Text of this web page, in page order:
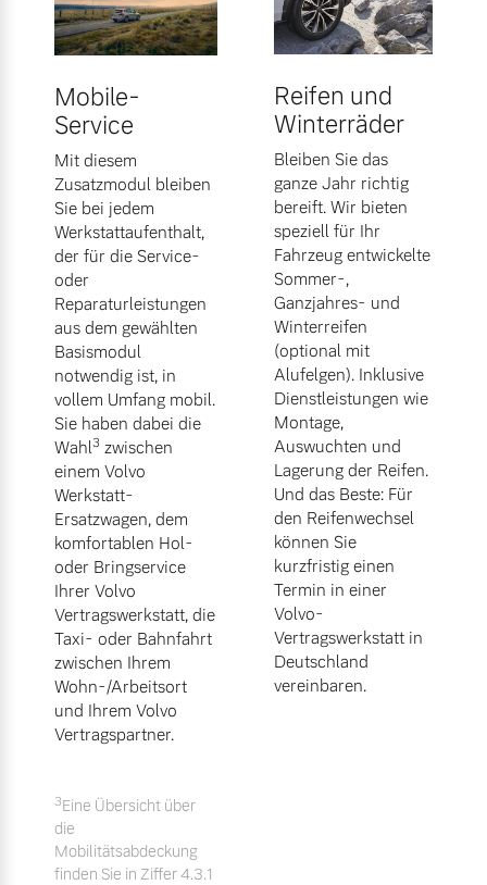
Mobile-
Service
Mit diesem
Zusatzmodul bleiben
Sie bei jedem
Werkstattaufenthalt,
der für die Service-
oder
Reparaturleistungen
aus dem gewählten
Basismodul
notwendig ist, in
vollem Umfang mobil.
Sie haben dabei die
Wahl3 zwischen
einem Volvo
Werkstatt-
Ersatzwagen, dem
komfortablen Hol-
oder Bringservice
Ihrer Volvo
Vertragswerkstatt, die
Taxi- oder Bahnfahrt
zwischen Ihrem
Wohn-/Arbeitsort
und Ihrem Volvo
Vertragspartner.
3Eine Übersicht über
die
Mobilitätsabdeckung
finden Sie in Ziffer 4.3.1
Reifen und
Winterräder
Bleiben Sie das
ganze Jahr richtig
bereift. Wir bieten
speziell für Ihr
Fahrzeug entwickelte
Sommer-,
Ganzjahres- und
Winterreifen
(optional mit
Alufelgen). Inklusive
Dienstleistungen wie
Montage,
Auswuchten und
Lagerung der Reifen.
Und das Beste: Für
den Reifenwechsel
können Sie
kurzfristig einen
Termin in einer
Volvo-
Vertragswerkstatt in
Deutschland
vereinbaren.